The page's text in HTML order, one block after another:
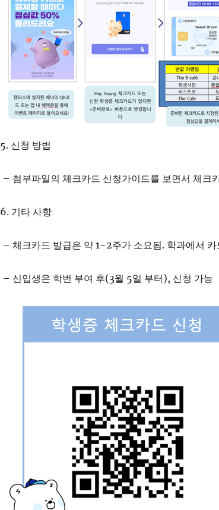
5. 신청 방법
– 첨부파일의 체크카드 신청가이드를 보면서 체크
6. 기타 사항
– 체크카드 발급은 약 1~2주가 소요됨. 학과에서
– 신입생은 학번 부여 후(3월 5일 부터), 신청 가능